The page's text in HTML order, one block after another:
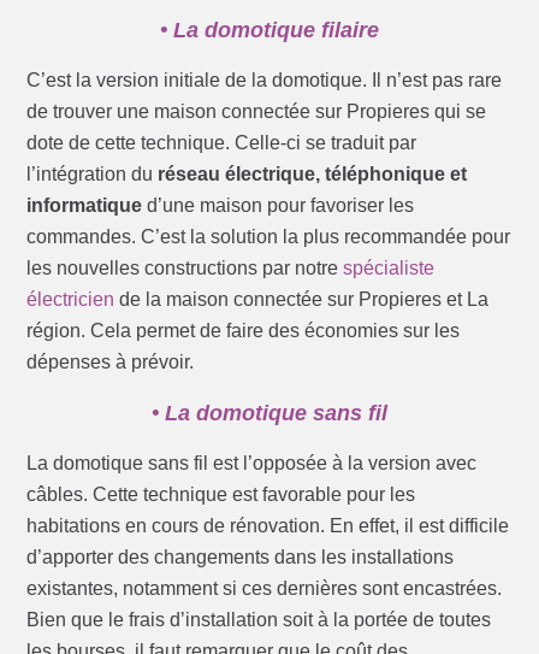
• La domotique filaire
C’est la version initiale de la domotique. Il n’est pas rare
de trouver une maison connectée sur Propieres qui se
dote de cette technique. Celle-ci se traduit par
l’intégration du réseau électrique, téléphonique et
informatique d’une maison pour favoriser les
commandes. C’est la solution la plus recommandée pour
les nouvelles constructions par notrespécialiste
électricien de la maison connectée sur Propieres et La
région. Cela permet de faire des économies sur les
dépenses à prévoir.
• La domotique sans fil
La domotique sans fil est l’opposée à la version avec
câbles. Cette technique est favorable pour les
habitations en cours de rénovation. En effet, il est difficile
d’apporter des changements dans les installations
existantes, notamment si ces dernières sont encastrées.
Bien que le frais d’installation soit à la portée de toutes